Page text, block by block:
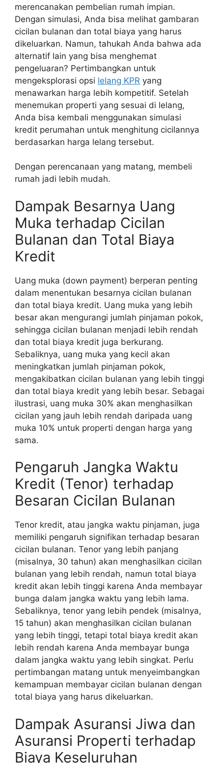
merencanakan pembelian rumah impian.
Dengan simulasi, Anda bisa melihat gambaran
cicilan bulanan dan total biaya yang harus
dikeluarkan. Namun, tahukah Anda bahwa ada
alternatif lain yang bisa menghemat
pengeluaran? Pertimbangkan untuk
mengeksplorasi opsi lelang KPR yang
menawarkan harga lebih kompetitif. Setelah
menemukan properti yang sesuai di lelang,
Anda bisa kembali menggunakan simulasi
kredit perumahan untuk menghitung cicilannya
berdasarkan harga lelang tersebut.
Dengan perencanaan yang matang, membeli
rumah jadi lebih mudah.
Dampak Besarnya Uang
Muka terhadap Cicilan
Bulanan dan Total Biaya
Kredit
Uang muka (down payment) berperan penting
dalam menentukan besarnya cicilan bulanan
dan total biaya kredit. Uang muka yang lebih
besar akan mengurangi jumlah pinjaman pokok,
sehingga cicilan bulanan menjadi lebih rendah
dan total biaya kredit juga berkurang.
Sebaliknya, uang muka yang kecil akan
meningkatkan jumlah pinjaman pokok,
mengakibatkan cicilan bulanan yang lebih tinggi
dan total biaya kredit yang lebih besar. Sebagai
ilustrasi, uang muka 30% akan menghasilkan
cicilan yang jauh lebih rendah daripada uang
muka 10% untuk properti dengan harga yang
sama.
Pengaruh Jangka Waktu
Kredit (Tenor) terhadap
Besaran Cicilan Bulanan
Tenor kredit, atau jangka waktu pinjaman, juga
memiliki pengaruh signifikan terhadap besaran
cicilan bulanan. Tenor yang lebih panjang
(misalnya, 30 tahun) akan menghasilkan cicilan
bulanan yang lebih rendah, namun total biaya
kredit akan lebih tinggi karena Anda membayar
bunga dalam jangka waktu yang lebih lama.
Sebaliknya, tenor yang lebih pendek (misalnya,
15 tahun) akan menghasilkan cicilan bulanan
yang lebih tinggi, tetapi total biaya kredit akan
lebih rendah karena Anda membayar bunga
dalam jangka waktu yang lebih singkat. Perlu
pertimbangan matang untuk menyeimbangkan
kemampuan membayar cicilan bulanan dengan
total biaya yang harus dikeluarkan.
Dampak Asuransi Jiwa dan
Asuransi Properti terhadap
Biaya Keseluruhan